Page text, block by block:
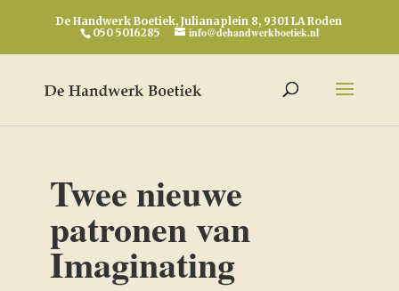
De Handwerk Boetiek, Julianaplein 8, 9301 LA Roden
050 5016285
info@dehandwerkboetiek.nl
Twee nieuwe
patronen van
Imaginating